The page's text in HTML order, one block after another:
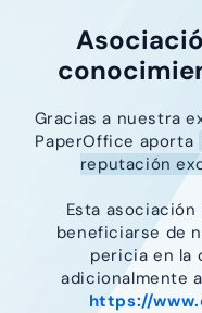
Gracias a nuestra
PaperOffice aporta
reputación
Esta
beneficiarse de
pericia en la
adicionalmente
https://